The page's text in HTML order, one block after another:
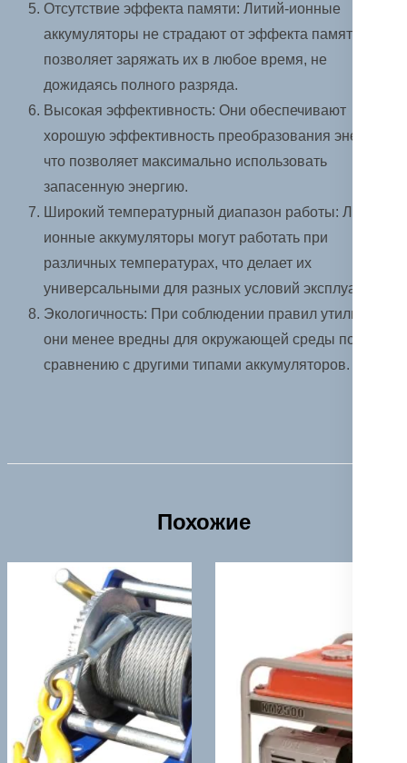
Отсутствие эффекта памяти: Литий-ионные
аккумуляторы не страдают от эффекта памяти, что
позволяет заряжать их в любое время, не
дожидаясь полного разряда.
Высокая эффективность: Они обеспечивают
хорошую эффективность преобразования энергии,
что позволяет максимально использовать
запасенную энергию.
Широкий температурный диапазон работы: Литий-
ионные аккумуляторы могут работать при
различных температурах, что делает их
универсальными для разных условий эксплуатации.
Экологичность: При соблюдении правил утилизации
они менее вредны для окружающей среды по
сравнению с другими типами аккумуляторов.
Похожие